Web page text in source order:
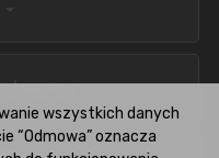
wszystkich danych
“Odmowa” oznacza